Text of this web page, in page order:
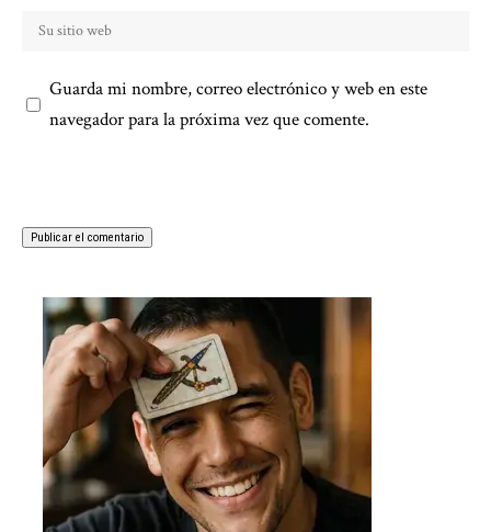
Guarda mi nombre, correo electrónico y web en este
navegador para la próxima vez que comente.